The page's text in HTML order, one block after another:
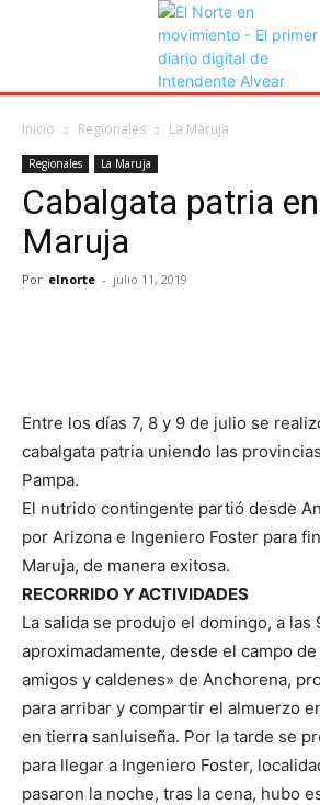
Inicio Regionales La Maruja
Regionales La Maruja
Cabalgata patria
Maruja
Por elnorte - julio 11, 2019
Entre los días 7, 8 y 9 de julio se
cabalgata patria uniendo las
Pampa.
El nutrido contingente partió desde
por Arizona e Ingeniero Foster para
Maruja, de manera exitosa.
RECORRIDO Y ACTIVIDADES
La salida se produjo el domingo, a las
aproximadamente, desde el campo
amigos y caldenes» de Anchorena,
para arribar y compartir el almuerzo
en tierra sanluiseña. Por la tarde se
para llegar a Ingeniero Foster,
pasaron la noche, tras la cena, hubo